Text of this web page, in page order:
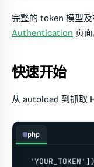
完整的 token 模型
Authentication 页面
快速开始
从 autoload 到抓取
php